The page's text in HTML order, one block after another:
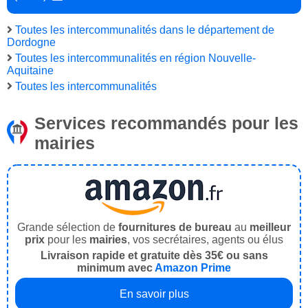
Toutes les intercommunalités dans le département de
Dordogne
Toutes les intercommunalités en région Nouvelle-
Aquitaine
Toutes les intercommunalités
Services recommandés pour les
mairies
Grande sélection de fournitures de bureau au meilleur
prix pour les mairies, vos secrétaires, agents ou élus
Livraison rapide et gratuite dès 35€ ou sans
minimum avecAmazon Prime
En savoir plus